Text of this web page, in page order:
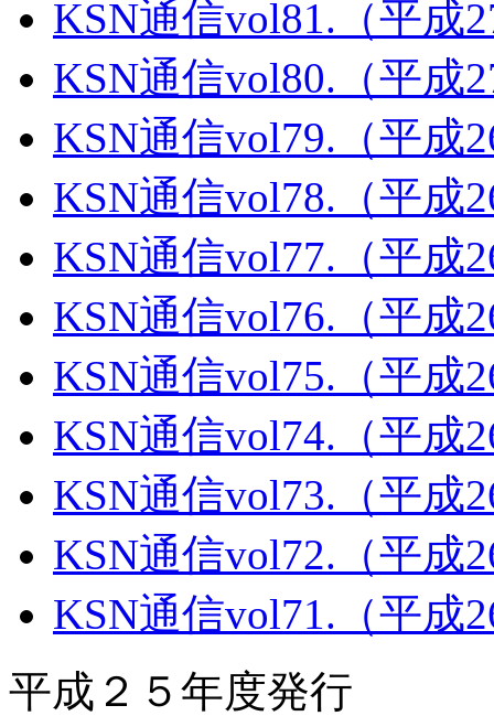
KSN通信vol81.（平成
KSN通信vol80.（平成
KSN通信vol79.（平成
KSN通信vol78.（平成
KSN通信vol77.（平成
KSN通信vol76.（平成
KSN通信vol75.（平成
KSN通信vol74.（平成
KSN通信vol73.（平成
KSN通信vol72.（平成
KSN通信vol71.（平成
平成２５年度発行